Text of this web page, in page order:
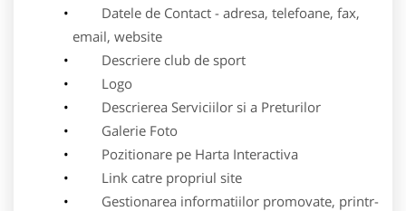
Datele de Contact - adresa, telefoane, fax,
email, website
Descriere club de sport
Logo
Descrierea Serviciilor si a Preturilor
Galerie Foto
Pozitionare pe Harta Interactiva
Link catre propriul site
Gestionarea informatiilor promovate, printr-